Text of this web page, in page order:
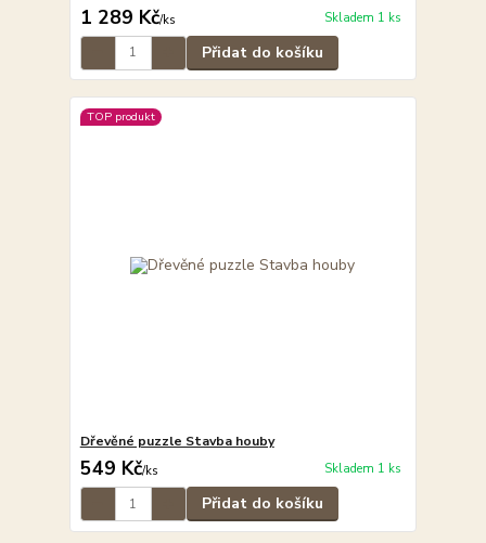
1 289 Kč/ks Skladem 1 ks
Přidat do košíku
TOP produkt
Dřevěné puzzle Stavba houby
549 Kč/ks Skladem 1 ks
Přidat do košíku